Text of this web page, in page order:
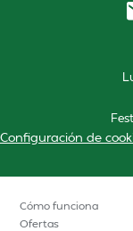
Configuración de
Cómo funciona
Ofertas